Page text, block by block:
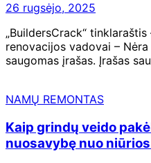
26 rugsėjo, 2025
„BuildersCrack“
renovacijos vadovai –
saugomas įrašas. Įrašas
NAMŲ REMONTAS
Kaip grindų veido
nuosavybę nuo